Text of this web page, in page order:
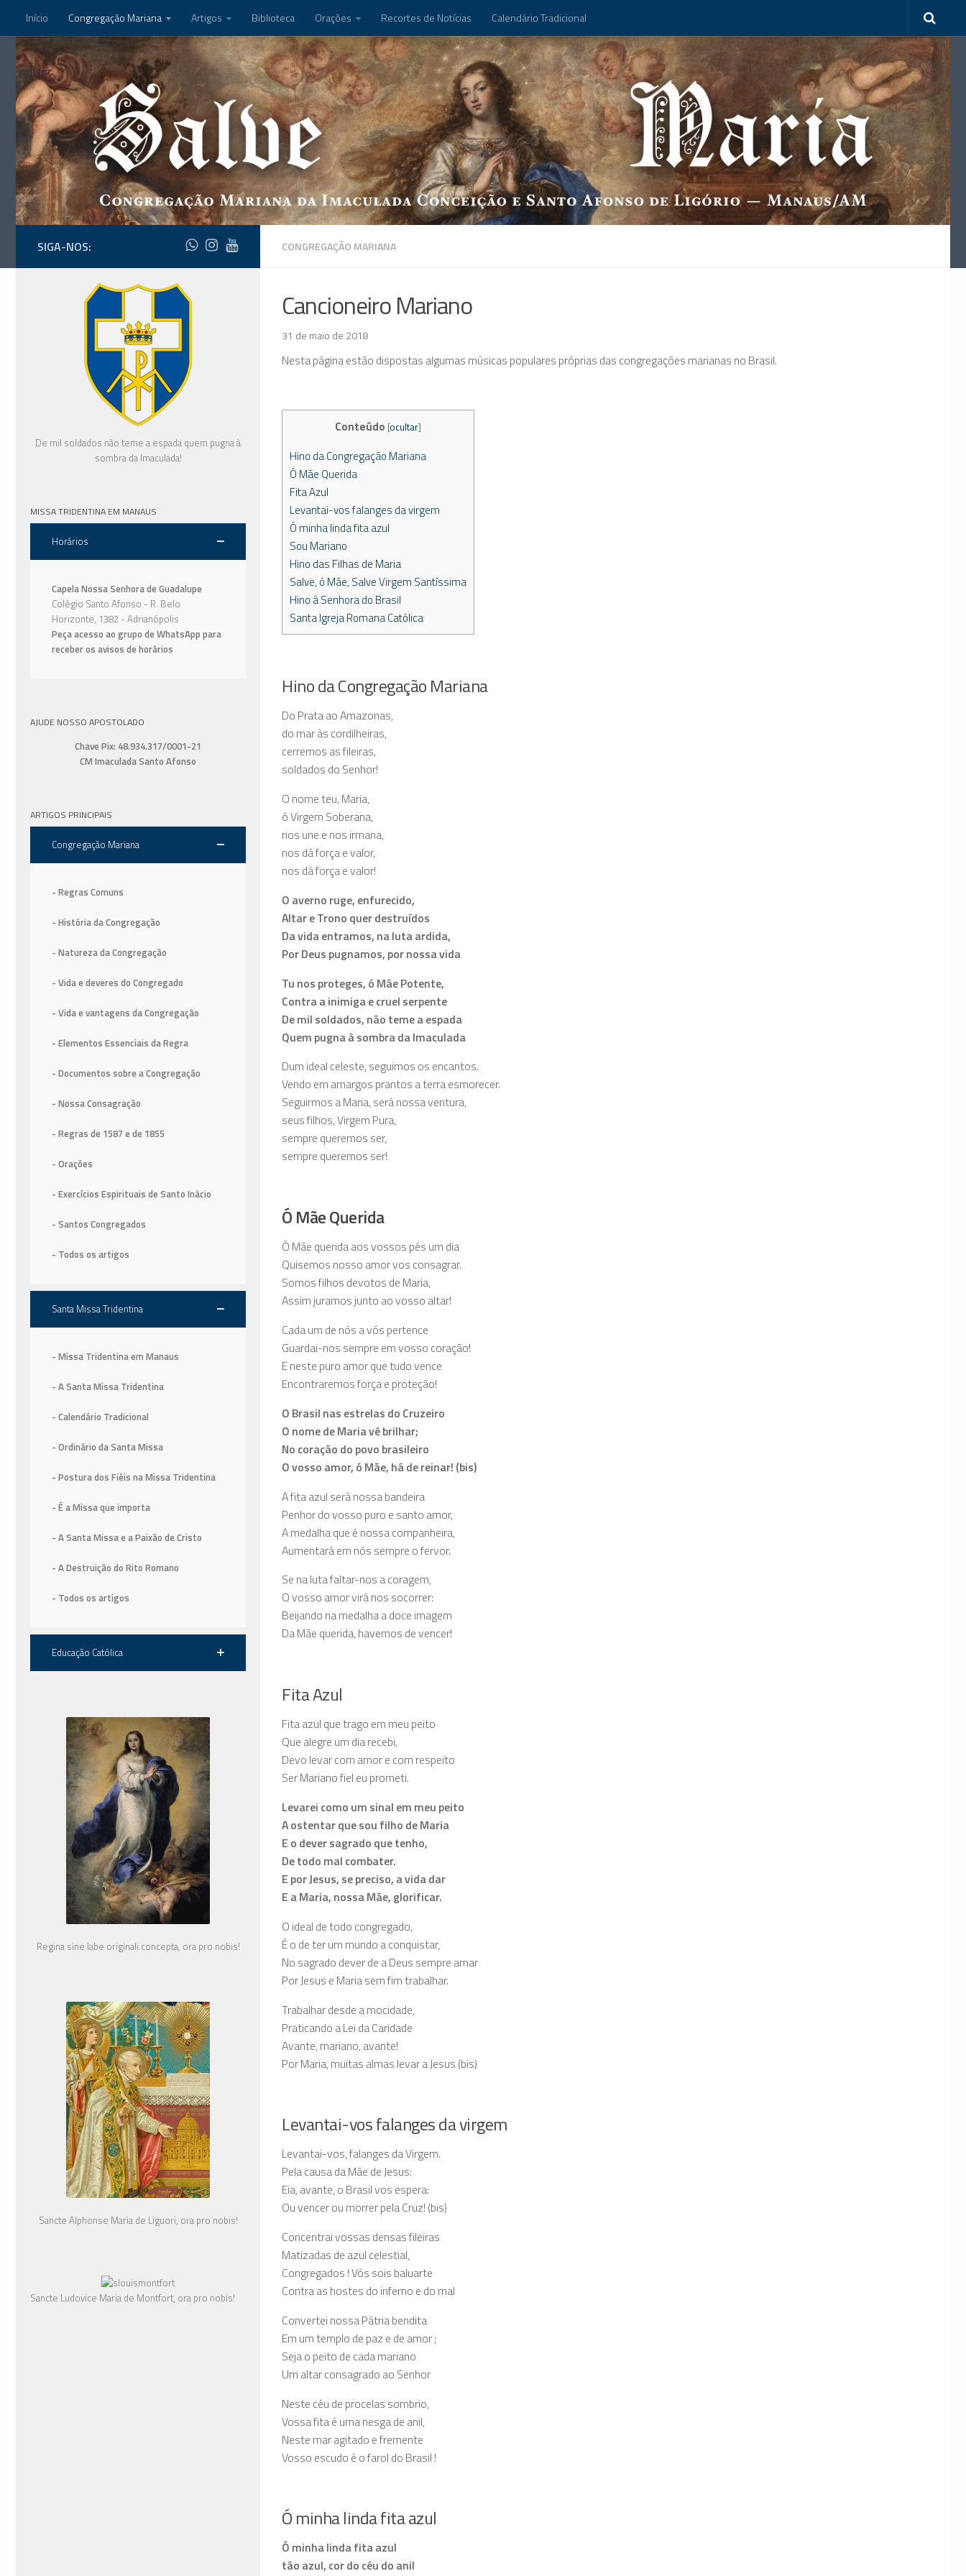
Início Congregação Mariana Artigos Biblioteca Orações Recortes de Notícias Calendário Tradicional
CONGREGAÇÃO MARIANA
Cancioneiro Mariano
31 de maio de 2018
Nesta página estão dispostas algumas músicas populares próprias das congregações marianas no Brasil.
Conteúdo [ocultar]
Hino da Congregação Mariana
Ó Mãe Querida
Fita Azul
Levantai-vos falanges da virgem
Ó minha linda fita azul
Sou Mariano
Hino das Filhas de Maria
Salve, ó Mãe, Salve Virgem Santíssima
Hino à Senhora do Brasil
Santa Igreja Romana Católica
Hino da Congregação Mariana
Do Prata ao Amazonas,
do mar às cordilheiras,
cerremos as fileiras,
soldados do Senhor!
O nome teu, Maria,
ó Virgem Soberana,
nos une e nos irmana,
nos dá força e valor,
nos dá força e valor!
O averno ruge, enfurecido,
Altar e Trono quer destruídos
Da vida entramos, na luta ardida,
Por Deus pugnamos, por nossa vida
Tu nos proteges, ó Mãe Potente,
Contra a inimiga e cruel serpente
De mil soldados, não teme a espada
Quem pugna à sombra da Imaculada
Dum ideal celeste, seguimos os encantos.
Vendo em amargos prantos a terra esmorecer.
Seguirmos a Maria, será nossa ventura,
seus filhos, Virgem Pura,
sempre queremos ser,
sempre queremos ser!
Ó Mãe Querida
Ó Mãe querida aos vossos pés um dia
Quisemos nosso amor vos consagrar.
Somos filhos devotos de Maria,
Assim juramos junto ao vosso altar!
Cada um de nós a vós pertence
Guardai-nos sempre em vosso coração!
E neste puro amor que tudo vence
Encontraremos força e proteção!
O Brasil nas estrelas do Cruzeiro
O nome de Maria vê brilhar;
No coração do povo brasileiro
O vosso amor, ó Mãe, há de reinar! (bis)
A fita azul será nossa bandeira
Penhor do vosso puro e santo amor,
A medalha que é nossa companheira,
Aumentará em nós sempre o fervor.
Se na luta faltar-nos a coragem,
O vosso amor virá nos socorrer:
Beijando na medalha a doce imagem
Da Mãe querida, havemos de vencer!
Fita Azul
Fita azul que trago em meu peito
Que alegre um dia recebi,
Devo levar com amor e com respeito
Ser Mariano fiel eu prometi.
Levarei como um sinal em meu peito
A ostentar que sou filho de Maria
E o dever sagrado que tenho,
De todo mal combater.
E por Jesus, se preciso, a vida dar
E a Maria, nossa Mãe, glorificar.
O ideal de todo congregado,
É o de ter um mundo a conquistar,
No sagrado dever de a Deus sempre amar
Por Jesus e Maria sem fim trabalhar.
Trabalhar desde a mocidade,
Praticando a Lei da Caridade
Avante, mariano, avante!
Por Maria, muitas almas levar a Jesus (bis)
Levantai-vos falanges da virgem
Levantai-vos, falanges da Virgem.
Pela causa da Mãe de Jesus:
Eia, avante, o Brasil vos espera:
Ou vencer ou morrer pela Cruz! (bis)
Concentrai vossas densas fileiras
Matizadas de azul celestial,
Congregados ! Vós sois baluarte
Contra as hostes do inferno e do mal
Convertei nossa Pátria bendita
Em um templo de paz e de amor ;
Seja o peito de cada mariano
Um altar consagrado ao Senhor
Neste céu de procelas sombrio,
Vossa fita é uma nesga de anil,
Neste mar agitado e fremente
Vosso escudo é o farol do Brasil !
Ó minha linda fita azul
Ó minha linda fita azul
tão azul, cor do céu do anil
SIGA-NOS:
De mil soldados não teme a espada quem pugna à
sombra da Imaculada!
MISSA TRIDENTINA EM MANAUS
Horários
Capela Nossa Senhora de Guadalupe
Colégio Santo Afonso - R. Belo
Horizonte, 1382 - Adrianópolis
Peça acesso ao grupo de WhatsApp para
receber os avisos de horários
AJUDE NOSSO APOSTOLADO
Chave Pix: 48.934.317/0001-21
CM Imaculada Santo Afonso
ARTIGOS PRINCIPAIS
Congregação Mariana
- Regras Comuns
- História da Congregação
- Natureza da Congregação
- Vida e deveres do Congregado
- Vida e vantagens da Congregação
- Elementos Essenciais da Regra
- Documentos sobre a Congregação
- Nossa Consagração
- Regras de 1587 e de 1855
- Orações
- Exercícios Espirituais de Santo Inácio
- Santos Congregados
- Todos os artigos
Santa Missa Tridentina
- Missa Tridentina em Manaus
- A Santa Missa Tridentina
- Calendário Tradicional
- Ordinário da Santa Missa
- Postura dos Fiéis na Missa Tridentina
- É a Missa que importa
- A Santa Missa e a Paixão de Cristo
- A Destruição do Rito Romano
- Todos os artigos
Educação Católica
Regina sine labe originali concepta, ora pro nobis!
Sancte Alphonse Maria de Liguori, ora pro nobis!
Sancte Ludovice Maria de Montfort, ora pro nobis!